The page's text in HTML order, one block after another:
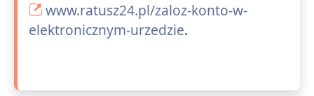
www.ratusz24.pl/zaloz-konto-w-
elektronicznym-urzedzie.